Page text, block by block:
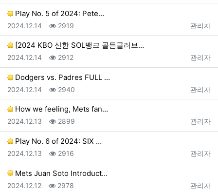
Play No. 5 of 2024: Pete…
등록자
관리자
등록일
2024.12.14 조회
2919
[2024 KBO 신한 SOL뱅크 골든글러브…
등록자
관리자
등록일
2024.12.14 조회
2912
Dodgers vs. Padres FULL …
등록자
관리자
등록일
2024.12.14 조회
2940
How we feeling, Mets fan…
등록자
관리자
등록일
2024.12.13 조회
2899
Play No. 6 of 2024: SIX …
등록자
관리자
등록일
2024.12.13 조회
2916
Mets Juan Soto Introduct…
등록자
관리자
등록일
2024.12.12 조회
2978